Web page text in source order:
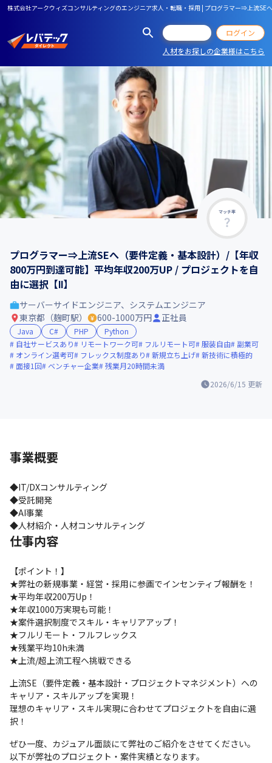
株式会社アークウィズコンサルティングのエンジニア求人・転職・採用 | プログラマー⇒上流
ログイン
人材をお探しの企業様はこちら
マッチ率
プログラマー⇒上流SEへ（要件定義・基本設計）/【年収
800万円到達可能】平均年収200万UP / プロジェクトを自
由に選択【Ⅱ】
2026/6/15 更新
サーバーサイドエンジニア、システムエンジニア
東京都（麹町駅）
600-1000万円 正社員
Java C# PHP
Python
自社サービスあり
リモートワーク可 フルリモート可 服装自由
副業可
オンライン選考可
フレックス制度あり 新規立ち上げ 新技術に積極的
面接1回
ベンチャー企業 残業月20時間未満
事業概要
◆IT/DXコンサルティング
◆受託開発
◆AI事業
◆人材紹介・人材コンサルティング
仕事内容
【ポイント！】
★弊社の新規事業・経営・採用に参画でインセンティブ報酬を！
★平均年収200万Up！
★年収1000万実現も可能！
★案件選択制度でスキル・キャリアアップ！
★フルリモート・フルフレックス
★残業平均10h未満
★上流/超上流工程へ挑戦できる
上流SE（要件定義・基本設計・プロジェクトマネジメント）への
キャリア・スキルアップを実現！
理想のキャリア・スキル実現に合わせてプロジェクトを自由に選
択！
ぜひ一度、カジュアル面談にて弊社のご紹介をさせてください。
以下が弊社のプロジェクト・案件実績となります。